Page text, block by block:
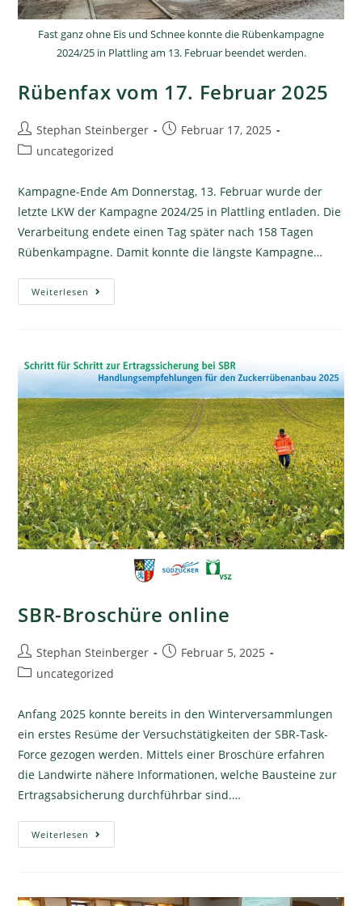
Fast ganz ohne Eis und Schnee konnte die Rübenkampagne
2024/25 in Plattling am 13. Februar beendet werden.
Rübenfax vom 17. Februar 2025
Stephan Steinberger
Februar 17, 2025
uncategorized
Kampagne-Ende Am Donnerstag, 13. Februar wurde der
letzte LKW der Kampagne 2024/25 in Plattling entladen. Die
Verarbeitung endete einen Tag später nach 158 Tagen
Rübenkampagne. Damit konnte die längste Kampagne…
Weiterlesen
SBR-Broschüre online
Stephan Steinberger
Februar 5, 2025
uncategorized
Anfang 2025 konnte bereits in den Winterversammlungen
ein erstes Resüme der Versuchstätigkeiten der SBR-Task-
Force gezogen werden. Mittels einer Broschüre erfahren
die Landwirte nähere Informationen, welche Bausteine zur
Ertragsabsicherung durchführbar sind.…
Weiterlesen